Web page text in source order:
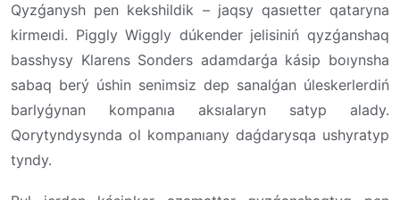
Qyzǵanysh pen kekshildik – jaqsy qasıetter qataryna
kirmeıdi. Piggly Wiggly dúkender jelisiniń qyzǵanshaq
basshysy Klarens Sonders adamdarǵa kásip boıynsha
sabaq berý úshin senimsiz dep sanalǵan úleskerlerdiń
barlyǵynan kompanıa aksıalaryn satyp alady.
Qorytyndysynda ol kompanıany daǵdarysqa ushyratyp
tyndy.